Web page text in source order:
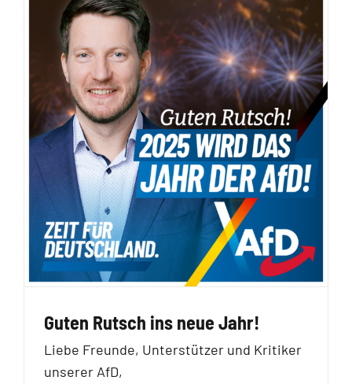
Guten Rutsch ins neue Jahr!
Liebe Freunde, Unterstützer und Kritiker
unserer AfD,